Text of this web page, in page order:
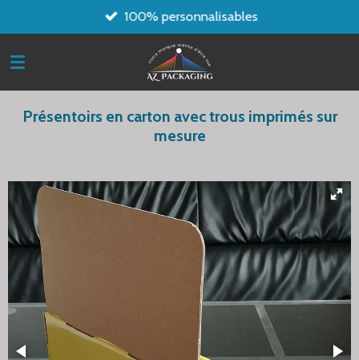
au
contenu
100% personnalisables
Présentoirs en carton avec trous imprimés sur
mesure